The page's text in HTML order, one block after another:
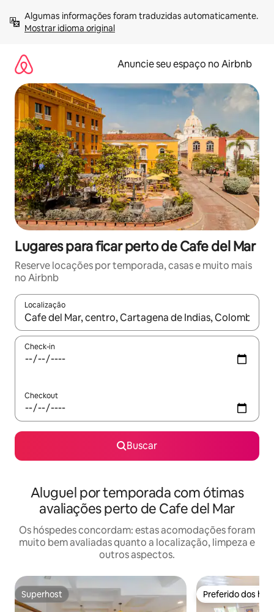
para
Mostrar idioma original
Anuncie seu espaço no Airbnb
Lugares para ficar perto de Cafe del Mar
Reserve locações por temporada, casas e muito mais
no Airbnb
Localização
Quando os resultados estiverem disponíveis, explore-os
Check-in
Checkout
Buscar
Aluguel por temporada com ótimas
avaliações perto de Cafe del Mar
Os hóspedes concordam: estas acomodações foram
muito bem avaliadas quanto a localização, limpeza e
outros aspectos.
Superhost
Superhost Preferido dos
Preferido dos